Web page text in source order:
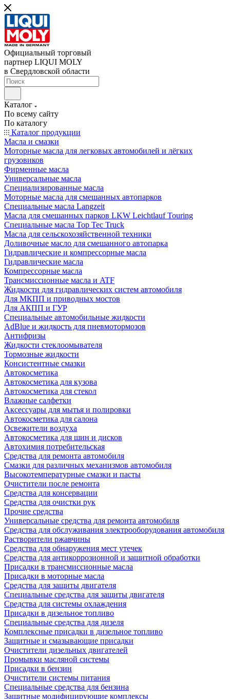
Официальный торговый
партнер LIQUI MOLY
в Свердловской области
Каталог
По всему сайту
По каталогу
Каталог продукции
Масла и смазки
Моторные масла для легковых автомобилей и лёгких
грузовиков
Фирменные масла
Универсальные масла
Специализированные масла
Моторные масла для смешанных автопарков
Специальные масла Langzeit
Масла для смешанных парков LKW Leichtlauf Touring
Специальные масла Top Tec Truck
Масла для сельскохозяйственной техники
Доливочные масло для смешанного автопарка
Гидравлические и компрессорные масла
Гидравлические масла
Компрессорные масла
Трансмиссионные масла и ATF
Жидкости для гидравлических систем автомобиля
Для МКПП и приводных мостов
Для АКПП и ГУР
Специальные автомобильные жидкости
AdBlue и жидкость для пневмотормозов
Антифризы
Жидкости стеклоомывателя
Тормозные жидкости
Консистентные смазки
Автокосметика
Автокосметика для кузова
Автокосметика для стекол
Влажные салфетки
Аксессуары для мытья и полировки
Автокосметика для салона
Освежители воздуха
Автокосметика для шин и дисков
Автохимия потребительская
Средства для ремонта автомобиля
Смазки для различных механизмов автомобиля
Высокотемпературные смазки и пасты
Очистители после ремонта
Средства для консервации
Средства для очистки рук
Прочие средства
Универсальные средства для ремонта автомобиля
Средства для обслуживания электрооборудования автомобиля
Растворители ржавчины
Средства для обнаружения мест утечек
Средства для антикоррозионной и защитной обработки
Присадки в трансмиссионные масла
Присадки в моторные масла
Средства для защиты двигателя
Специальныe средства для защиты двигателя
Средства для системы охлаждения
Присадки в дизельное топливо
Спeциальные средства для дизеля
Комплексные присадки в дизельное топливо
Защитные и смазывающие присадки
Очистители дизельных двигателей
Промывки масляной системы
Присадки в бензин
Очистители системы питания
Специальные срeдства для бензина
Защитные модифицирующие комплексы